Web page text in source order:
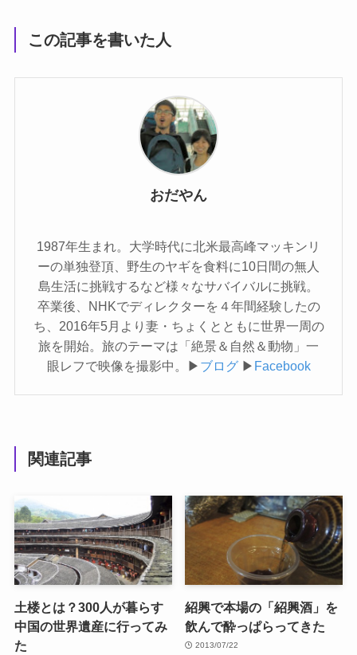
この記事を書いた人
おだやん
1987年生まれ。大学時代に北米最高峰マッキンリ
ーの単独登頂、野生のヤギを食料に10日間の無人
島生活に挑戦するなど様々なサバイバルに挑戦。
卒業後、NHKでディレクターを４年間経験したの
ち、2016年5月より妻・ちょくとともに世界一周の
旅を開始。旅のテーマは「絶景＆自然＆動物」一
眼レフで映像を撮影中。▶︎ ブログ▶︎ Facebook
関連記事
土楼とは？300人が暮らす
中国の世界遺産に行ってみ
た
紹興で本場の「紹興酒」を
飲んで酔っぱらってきた
2013/07/22